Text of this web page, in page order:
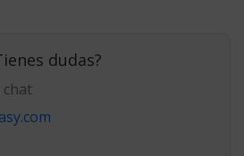
dudas?
chat